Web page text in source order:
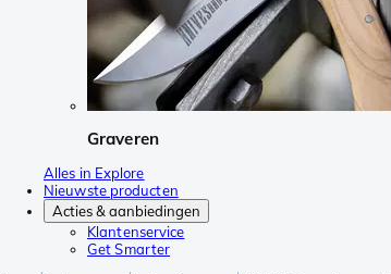
Graveren
Alles in Explore
Nieuwste producten
Acties & aanbiedingen
Klantenservice
Get Smarter